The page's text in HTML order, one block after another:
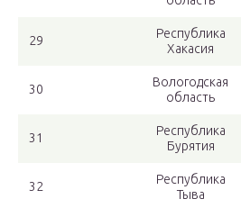
29
Республика
Хакасия
30
Вологодская
область
31
Республика
Бурятия
32
Республика
Тыва